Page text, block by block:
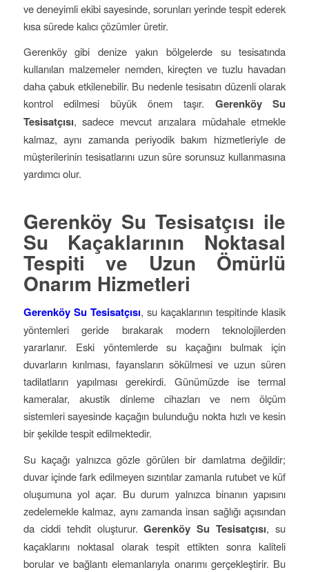
ve deneyimli ekibi sayesinde, sorunları yerinde tespit ederek
kısa sürede kalıcı çözümler üretir.
Gerenköy gibi denize yakın bölgelerde su tesisatında
kullanılan malzemeler nemden, kireçten ve tuzlu havadan
daha çabuk etkilenebilir. Bu nedenle tesisatın düzenli olarak
kontrol edilmesi büyük önem taşır. Gerenköy Su
Tesisatçısı, sadece mevcut arızalara müdahale etmekle
kalmaz, aynı zamanda periyodik bakım hizmetleriyle de
müşterilerinin tesisatlarını uzun süre sorunsuz kullanmasına
yardımcı olur.
Gerenköy Su Tesisatçısı ile
Su Kaçaklarının Noktasal
Tespiti ve Uzun Ömürlü
Onarım Hizmetleri
Gerenköy Su Tesisatçısı, su kaçaklarının tespitinde klasik
yöntemleri geride bırakarak modern teknolojilerden
yararlanır. Eski yöntemlerde su kaçağını bulmak için
duvarların kırılması, fayansların sökülmesi ve uzun süren
tadilatların yapılması gerekirdi. Günümüzde ise termal
kameralar, akustik dinleme cihazları ve nem ölçüm
sistemleri sayesinde kaçağın bulunduğu nokta hızlı ve kesin
bir şekilde tespit edilmektedir.
Su kaçağı yalnızca gözle görülen bir damlatma değildir;
duvar içinde fark edilmeyen sızıntılar zamanla rutubet ve küf
oluşumuna yol açar. Bu durum yalnızca binanın yapısını
zedelemekle kalmaz, aynı zamanda insan sağlığı açısından
da ciddi tehdit oluşturur.Gerenköy Su Tesisatçısı, su
kaçaklarını noktasal olarak tespit ettikten sonra kaliteli
borular ve bağlantı elemanlarıyla onarımı gerçekleştirir. Bu